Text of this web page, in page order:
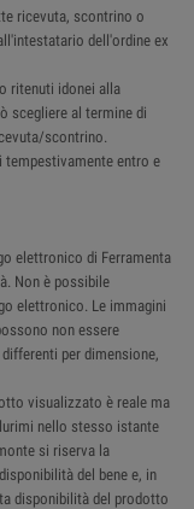
ricevuta, scontrino o
dell'ordine ex
ritenuti idonei alla
scegliere al termine di
scontrino.
tempestivamente entro e
elettronico di Ferramenta
Non è possibile
elettronico. Le immagini
non essere
per dimensione,
visualizzato è reale ma
nello stesso istante
si riserva la
del bene e, in
disponibilità del prodotto